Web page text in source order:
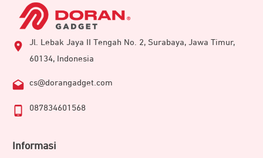
Jl. Lebak Jaya II Tengah No. 2, Surabaya, Jawa Timur,
60134, Indonesia
cs@dorangadget.com
087834601568
Informasi